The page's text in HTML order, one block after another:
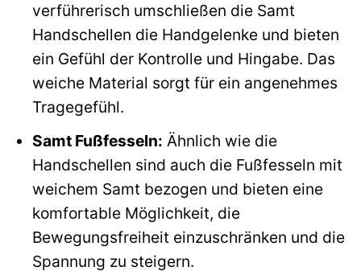
verführerisch umschließen die Samt
Handschellen die Handgelenke und bieten
ein Gefühl der Kontrolle und Hingabe. Das
weiche Material sorgt für ein angenehmes
Tragegefühl.
Samt Fußfesseln: Ähnlich wie die
Handschellen sind auch die Fußfesseln mit
weichem Samt bezogen und bieten eine
komfortable Möglichkeit, die
Bewegungsfreiheit einzuschränken und die
Spannung zu steigern.